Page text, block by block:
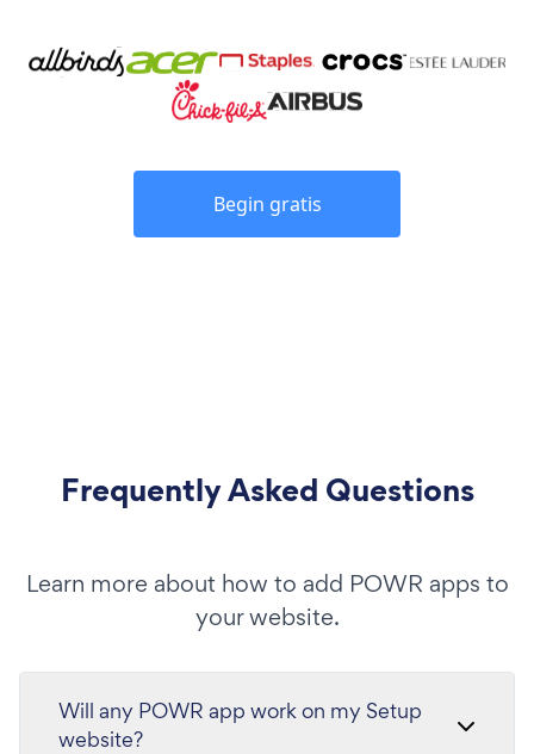
Begin gratis
Frequently Asked Questions
Learn more about how to add POWR apps to
your website.
Will any POWR app work on my Setup
website?